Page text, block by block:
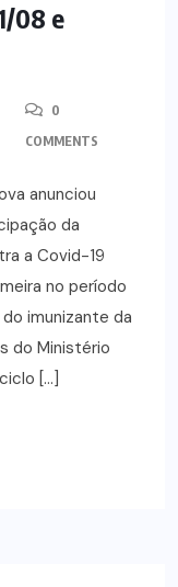
08 e
0
COMMENTS
anunciou
da
a Covid-19
no período
imunizante da
do Ministério
[…]